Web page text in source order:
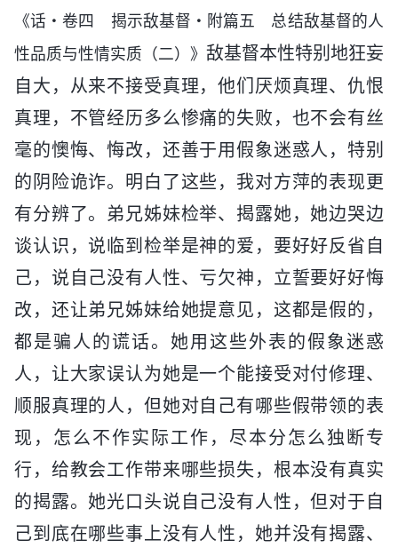
《话・卷四 揭示敌基督・附篇五 总结敌基督的人
性品质与性情实质（二）》 敌基督本性特别地狂妄
自大，从来不接受真理，他们厌烦真理、仇恨
真理，不管经历多么惨痛的失败，也不会有丝
毫的懊悔、悔改，还善于用假象迷惑人，特别
的阴险诡诈。明白了这些，我对方萍的表现更
有分辨了。弟兄姊妹检举、揭露她，她边哭边
谈认识，说临到检举是神的爱，要好好反省自
己，说自己没有人性、亏欠神，立誓要好好悔
改，还让弟兄姊妹给她提意见，这都是假的，
都是骗人的谎话。她用这些外表的假象迷惑
人，让大家误认为她是一个能接受对付修理、
顺服真理的人，但她对自己有哪些假带领的表
现，怎么不作实际工作，尽本分怎么独断专
行，给教会工作带来哪些损失，根本没有真实
的揭露。她光口头说自己没有人性，但对于自
己到底在哪些事上没有人性，她并没有揭露、